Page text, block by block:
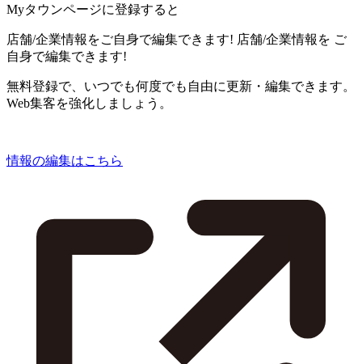
Myタウンページに登録すると
店舗/企業情報をご自身で編集できます! 店舗/企業情報を ご
自身で編集できます!
無料登録で、いつでも何度でも自由に更新・編集できます。
Web集客を強化しましょう。
情報の編集はこちら